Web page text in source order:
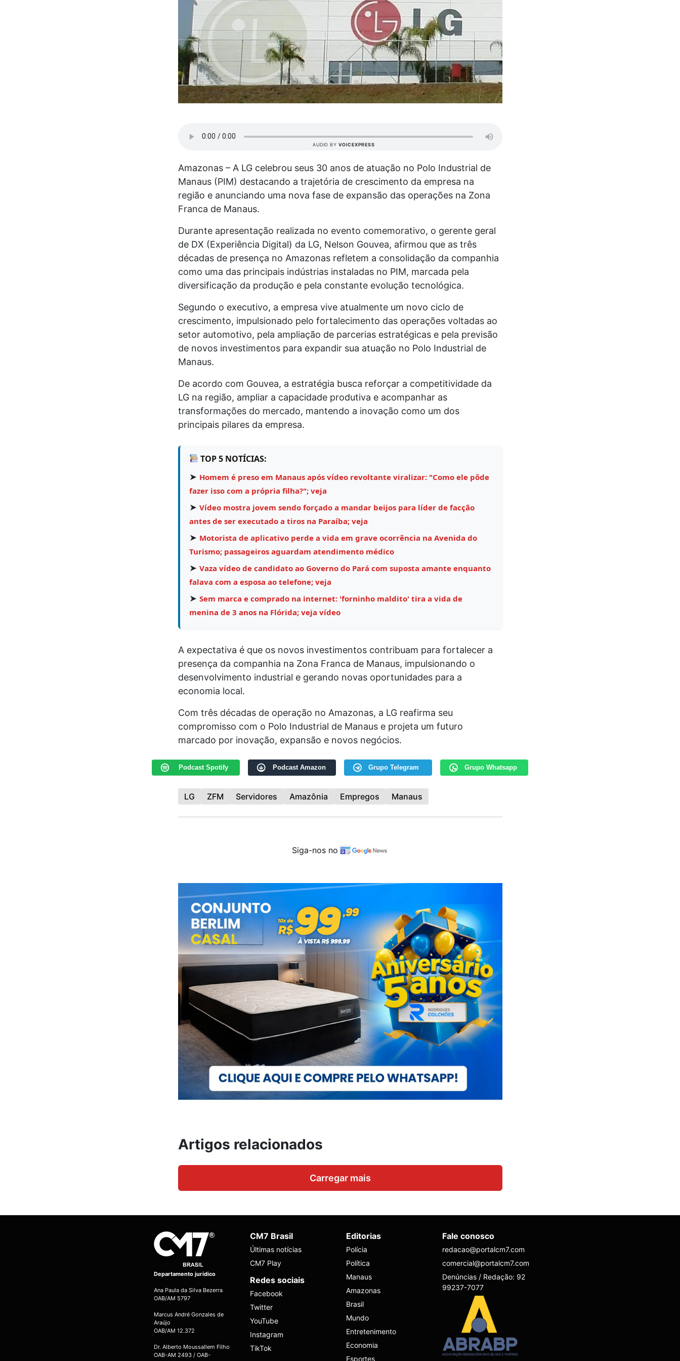
AUDIO BY VOICEXPRESS
Amazonas – A LG celebrou seus 30 anos de atuação no Polo Industrial de
Manaus (PIM) destacando a trajetória de crescimento da empresa na
região e anunciando uma nova fase de expansão das operações na Zona
Franca de Manaus.
Durante apresentação realizada no evento comemorativo, o gerente geral
de DX (Experiência Digital) da LG, Nelson Gouvea, afirmou que as três
décadas de presença no Amazonas refletem a consolidação da companhia
como uma das principais indústrias instaladas no PIM, marcada pela
diversificação da produção e pela constante evolução tecnológica.
Segundo o executivo, a empresa vive atualmente um novo ciclo de
crescimento, impulsionado pelo fortalecimento das operações voltadas ao
setor automotivo, pela ampliação de parcerias estratégicas e pela previsão
de novos investimentos para expandir sua atuação no Polo Industrial de
Manaus.
De acordo com Gouvea, a estratégia busca reforçar a competitividade da
LG na região, ampliar a capacidade produtiva e acompanhar as
transformações do mercado, mantendo a inovação como um dos
principais pilares da empresa.
TOP 5 NOTÍCIAS:
➤ Homem é preso em Manaus após vídeo revoltante viralizar: "Como ele pôde
fazer isso com a própria filha?"; veja
➤ Vídeo mostra jovem sendo forçado a mandar beijos para líder de facção
antes de ser executado a tiros na Paraíba; veja
➤ Motorista de aplicativo perde a vida em grave ocorrência na Avenida do
Turismo; passageiros aguardam atendimento médico
➤ Vaza vídeo de candidato ao Governo do Pará com suposta amante enquanto
falava com a esposa ao telefone; veja
➤ Sem marca e comprado na internet: 'forninho maldito' tira a vida de
menina de 3 anos na Flórida; veja vídeo
A expectativa é que os novos investimentos contribuam para fortalecer a
presença da companhia na Zona Franca de Manaus, impulsionando o
desenvolvimento industrial e gerando novas oportunidades para a
economia local.
Com três décadas de operação no Amazonas, a LG reafirma seu
compromisso com o Polo Industrial de Manaus e projeta um futuro
marcado por inovação, expansão e novos negócios.
Podcast Spotify Podcast Amazon Grupo Telegram Grupo Whatsapp
LG ZFM Servidores Amazônia Empregos Manaus
Siga-nos no
Artigos relacionados
Carregar mais
Departamento jurídico
Ana Paula da Silva Bezerra
OAB/AM 5797
Marcus André Gonzales de
Araújo
OAB/AM 12.372
Dr. Alberto Moussallem Filho
OAB-AM 2493 / OAB-
CM7 Brasil
Últimas notícias
CM7 Play
Redes sociais
Facebook
Twitter
YouTube
Instagram
TikTok
Editorias
Polícia
Política
Manaus
Amazonas
Brasil
Mundo
Entretenimento
Economia
Esportes
Fale conosco
redacao@portalcm7.com
comercial@portalcm7.com
Denúncias / Redação: 92
99237-7077